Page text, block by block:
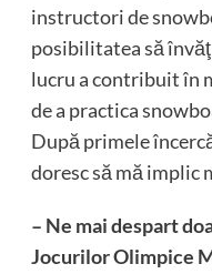
instructori de
posibilitatea să
lucru a contribuit în
de a practica
După primele
doresc să mă implic
– Ne mai despart
Jocurilor Olimpice